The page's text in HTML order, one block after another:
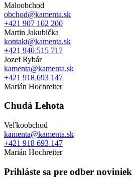
Maloobchod
obchod@kamenta.sk
+421 907 102 200
Martin Jakubička
kontakt@kamenta.sk
+421 940 515 717
Jozef Rybár
kamenta@kamenta.sk
+421 918 693 147
Marián Hochreiter
Chudá Lehota
Veľkoobchod
kamenta@kamenta.sk
+421 918 693 147
Marián Hochreiter
Prihláste sa pre odber noviniek